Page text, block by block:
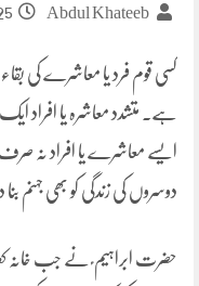
Abdul Khateeb
کسی قوم فرد یا معاشرے کی بقاء
ہے۔ متشدد معاشرہ یا افراد
ایسے معاشرے یا افراد نہ صرف
دوسروں کی زندگی کو بھی جہنم
حضرت ابراہیم ؑ نے جب خانہ